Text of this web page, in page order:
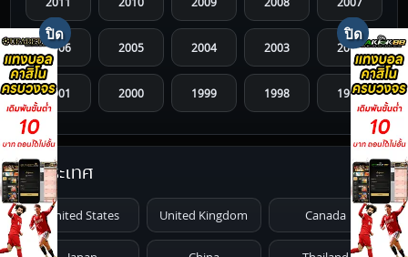
2006 2005 2004 2003 2002
2001 2000 1999 1998 1997
1996 1995 1994 1993 1992
1991 1987
1986 1985 1984 1983 1982
ประเทศ
United States United Kingdom Canada